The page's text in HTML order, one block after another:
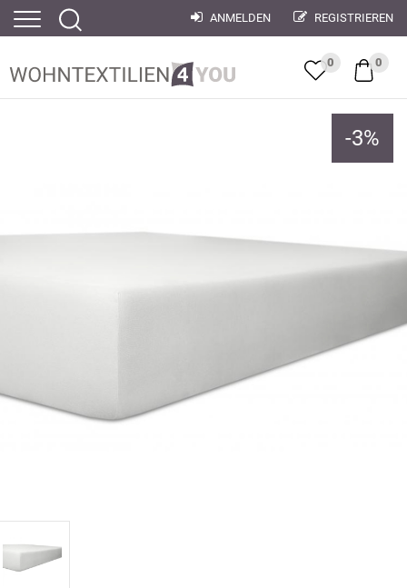
ANMELDEN REGISTRIEREN
0 0
-3%